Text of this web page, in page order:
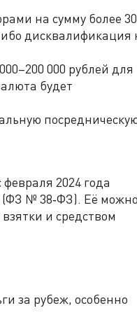
на сумму более
дисквалификация
000 рублей для
будет
февраля 2024 года
№ 38‑ФЗ). Её можно
и средством
за рубеж, особенно